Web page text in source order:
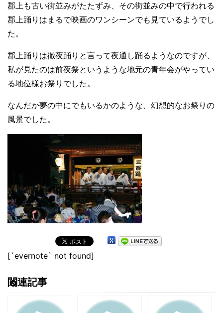
郡上も古い街並みがたたずみ、その街並みの中で行われる
郡上踊りはまるで映画のワンシーンでも見ているようでし
た。
郡上踊りは徹夜踊りと言って夜通し踊るようなのですが、
私が見たのは前夜祭というような地元の青年会がやってい
る地位様お祭りでした。
なんだか夢の中にでもいるかのような、幻想的なお祭りの
風景でした。
[`evernote` not found]
関連記事